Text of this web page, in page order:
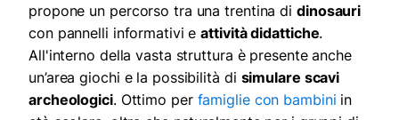
propone un percorso tra una trentina di dinosauri
con pannelli informativi eattività didattiche.
All'interno della vasta struttura è presente anche
un’area giochi e la possibilità di simulare scavi
archeologici. Ottimo per famiglie con bambini in